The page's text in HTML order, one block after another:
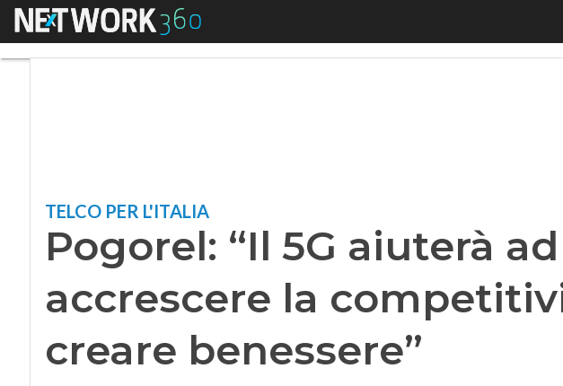
Menu Pogorel: “Il 5G aiuterà ad accrescere
TELCO PER L'ITALIA
Pogorel: “Il 5G aiuterà ad
accrescere la
creare benessere”